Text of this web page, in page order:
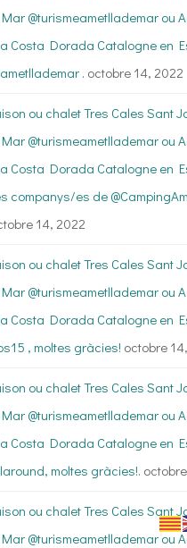
@turismeametllademar ou
Costa Dorada Catalogne en
. octobre 14, 2022
ou chalet Tres Cales Sant
@turismeametllademar ou
Costa Dorada Catalogne en
companys/es de
14, 2022
ou chalet Tres Cales Sant
@turismeametllademar ou
Costa Dorada Catalogne en
, moltes gràcies! octobre
ou chalet Tres Cales Sant
@turismeametllademar ou
Costa Dorada Catalogne en
moltes gràcies!.
ou chalet Tres Cales Sant
@turismeametllademar ou